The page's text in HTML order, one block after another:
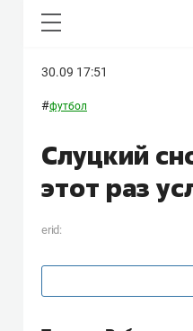
30.09 17:51
#футбол
Слуцкий
этот раз
erid: